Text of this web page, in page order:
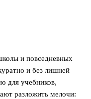
и повседневных
и без лишней
для учебников,
разложить мелочи: